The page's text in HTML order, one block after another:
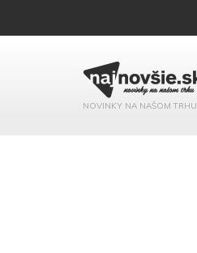
NOVINKY NA NAŠOM TRHU